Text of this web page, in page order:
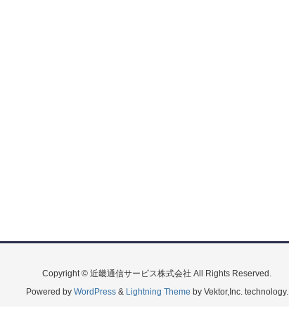
Copyright © 近畿通信サービス株式会社 All Rights Reserved.
Powered by WordPress& Lightning Theme by Vektor,Inc. technology.